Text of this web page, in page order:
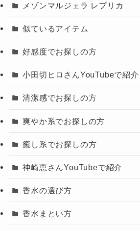
メゾンマルジェラ レプリカ
似ているアイテム
好感度でお探しの方
小田切ヒロさんYouTubeで紹介
清潔感でお探しの方
爽やか系でお探しの方
癒し系でお探しの方
神崎恵さんYouTubeで紹介
香水の選び方
香水まとい方